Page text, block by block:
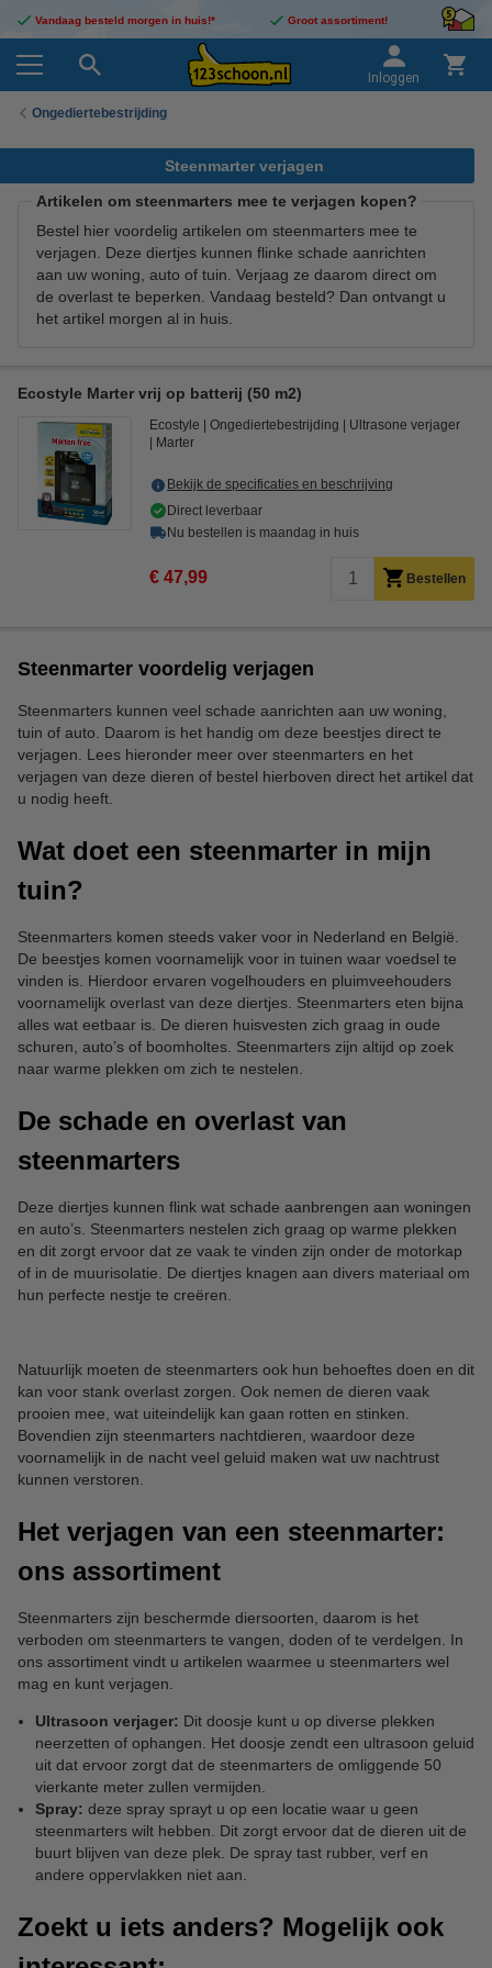
Vandaag besteld morgen in huis!* Groot assortiment!
Inloggen
Ongediertebestrijding
Steenmarter verjagen
Artikelen om steenmarters mee te verjagen kopen?
Bestel hier voordelig artikelen om steenmarters mee te
verjagen. Deze diertjes kunnen flinke schade aanrichten
aan uw woning, auto of tuin. Verjaag ze daarom direct om
de overlast te beperken. Vandaag besteld? Dan ontvangt u
het artikel morgen al in huis.
Ecostyle Marter vrij op batterij (50 m2)
Ecostyle Ongediertebestrijding
Ultrasone verjager
Marter
Bekijk de specificaties en beschrijving
Direct leverbaar
Nu bestellen is maandag in huis
€ 47,99 Bestellen
Steenmarter voordelig verjagen
Steenmarters kunnen veel schade aanrichten aan uw woning,
tuin of auto. Daarom is het handig om deze beestjes direct te
verjagen. Lees hieronder meer over steenmarters en het
verjagen van deze dieren of bestel hierboven direct het artikel dat
u nodig heeft.
Wat doet een steenmarter in mijn
tuin?
Steenmarters komen steeds vaker voor in Nederland en België.
De beestjes komen voornamelijk voor in tuinen waar voedsel te
vinden is. Hierdoor ervaren vogelhouders en pluimveehouders
voornamelijk overlast van deze diertjes. Steenmarters eten bijna
alles wat eetbaar is. De dieren huisvesten zich graag in oude
schuren, auto’s of boomholtes. Steenmarters zijn altijd op zoek
naar warme plekken om zich te nestelen.
De schade en overlast van
steenmarters
Deze diertjes kunnen flink wat schade aanbrengen aan woningen
en auto’s. Steenmarters nestelen zich graag op warme plekken
en dit zorgt ervoor dat ze vaak te vinden zijn onder de motorkap
of in de muurisolatie. De diertjes knagen aan divers materiaal om
hun perfecte nestje te creëren.
Natuurlijk moeten de steenmarters ook hun behoeftes doen en dit
kan voor stank overlast zorgen. Ook nemen de dieren vaak
prooien mee, wat uiteindelijk kan gaan rotten en stinken.
Bovendien zijn steenmarters nachtdieren, waardoor deze
voornamelijk in de nacht veel geluid maken wat uw nachtrust
kunnen verstoren.
Het verjagen van een steenmarter:
ons assortiment
Steenmarters zijn beschermde diersoorten, daarom is het
verboden om steenmarters te vangen, doden of te verdelgen. In
ons assortiment vindt u artikelen waarmee u steenmarters wel
mag en kunt verjagen.
Ultrasoon verjager: Dit doosje kunt u op diverse plekken
neerzetten of ophangen. Het doosje zendt een ultrasoon geluid
uit dat ervoor zorgt dat de steenmarters de omliggende 50
vierkante meter zullen vermijden.
Spray: deze spray sprayt u op een locatie waar u geen
steenmarters wilt hebben. Dit zorgt ervoor dat de dieren uit de
buurt blijven van deze plek. De spray tast rubber, verf en
andere oppervlakken niet aan.
Zoekt u iets anders? Mogelijk ook